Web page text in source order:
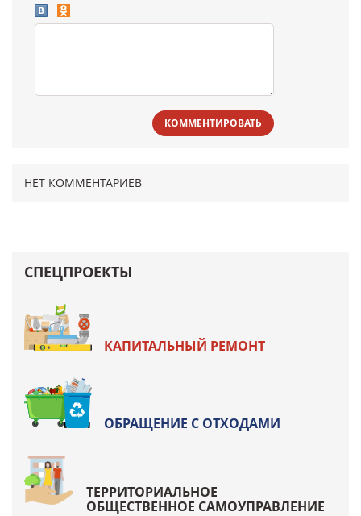
КОММЕНТИРОВАТЬ
НЕТ КОММЕНТАРИЕВ
СПЕЦПРОЕКТЫ
КАПИТАЛЬНЫЙ РЕМОНТ
ОБРАЩЕНИЕ С ОТХОДАМИ
ТЕРРИТОРИАЛЬНОЕ
ОБЩЕСТВЕННОЕ САМОУПРАВЛЕНИЕ